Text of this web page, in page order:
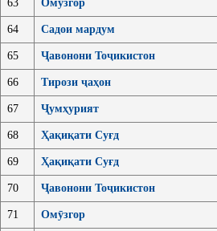
63 Омӯзгор
64 Садои мардум
65 Ҷавонони Тоҷикистон
66 Тирози ҷаҳон
67 Ҷумҳурият
68 Ҳақиқати Суғд
69 Ҳақиқати Суғд
70 Ҷавонони Тоҷикистон
71 Омӯзгор